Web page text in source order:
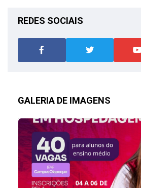
REDES SOCIAIS
GALERIA DE IMAGENS